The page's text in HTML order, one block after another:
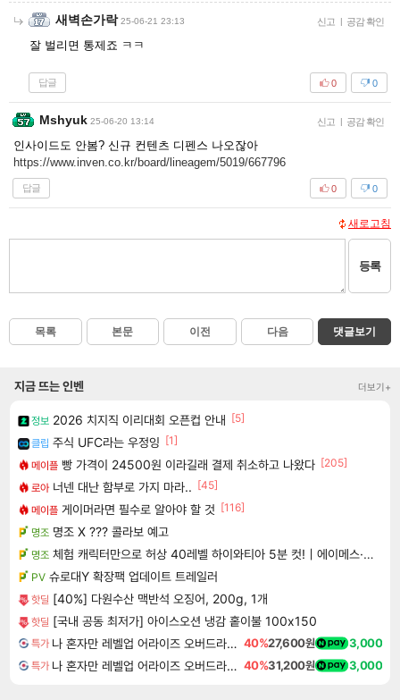
새벽손가락 25-06-21 23:13 신고 | 공감 확인
잘 벌리면 통제죠 ㅋㅋ
답글 0
0
Mshyuk 25-06-20 13:14 신고 | 공감 확인
인사이드도 안봄? 신규 컨텐츠 디펜스 나오잖아
https://www.inven.co.kr/board/lineagem/5019/667796
답글 0
0
새로고침
등록
목록 본문 이전 다음 댓글보기
지금 뜨는 인벤 더보기+
정보 2026 치지직 이리대회 오픈컵 안내 [5]
클립 주식 UFC라는 우정잉 [1]
메이플 빵 가격이 24500원 이라길래 결제 취소하고 나왔다 [205]
로아 너넨 대난 함부로 가지 마라.. [45]
메이플 게이머라면 필수로 알아야 할 것 [116]
명조 명조 X ??? 콜라보 예고
명조 체험 캐릭터만으로 허상 40레벨 하이와티아 5분 컷!｜에이메스·린네·모니에 명함
PV 슈로대Y 확장팩 업데이트 트레일러
핫딜 [40%] 다원수산 맥반석 오징어, 200g, 1개
핫딜 [국내 공동 최저가] 아이스오션 냉감 홑이불 100x150
특가 나 혼자만 레벨업 어라이즈 오버드라이브 Solo Leveling Arise 40%27,600원 3,000
특가 나 혼자만 레벨업 어라이즈 오버드라이브 디럭스 에디션 Solo Leveling Arise Overdrive Deluxe Edition 40%31,200원 3,000